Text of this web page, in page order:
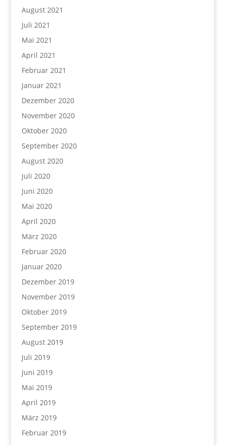
August 2021
Juli 2021
Mai 2021
April 2021
Februar 2021
Januar 2021
Dezember 2020
November 2020
Oktober 2020
September 2020
August 2020
Juli 2020
Juni 2020
Mai 2020
April 2020
März 2020
Februar 2020
Januar 2020
Dezember 2019
November 2019
Oktober 2019
September 2019
August 2019
Juli 2019
Juni 2019
Mai 2019
April 2019
März 2019
Februar 2019